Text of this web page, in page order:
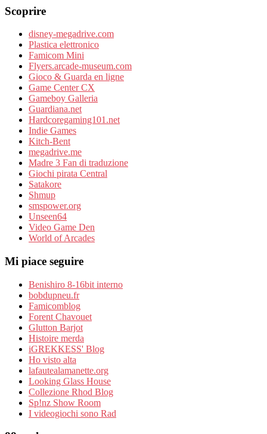
Scoprire
disney-megadrive.com
Plastica elettronico
Famicom Mini
Flyers.arcade-museum.com
Gioco & Guarda en ligne
Game Center CX
Gameboy Galleria
Guardiana.net
Hardcoregaming101.net
Indie Games
Kitch-Bent
megadrive.me
Madre 3 Fan di traduzione
Giochi pirata Central
Satakore
Shmup
smspower.org
Unseen64
Video Game Den
World of Arcades
Mi piace seguire
Benishiro 8-16bit interno
bobdupneu.fr
Famicomblog
Forent Chavouet
Glutton Barjot
Histoire merda
iGREKKESS' Blog
Ho visto alta
lafautealamanette.org
Looking Glass House
Collezione Rhod Blog
Sp!nz Show Room
I videogiochi sono Rad